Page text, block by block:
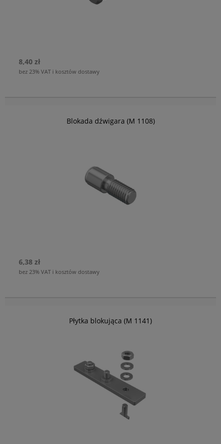
8,40 zł
bez 23% VAT i kosztów dostawy
Blokada dźwigara (M 1108)
6,38 zł
bez 23% VAT i kosztów dostawy
Płytka blokująca (M 1141)